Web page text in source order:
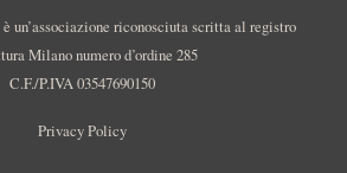
un’associazione riconosciuta scritta al registro
Milano numero d’ordine 285
C.F./P.IVA 03547690150
Privacy Policy